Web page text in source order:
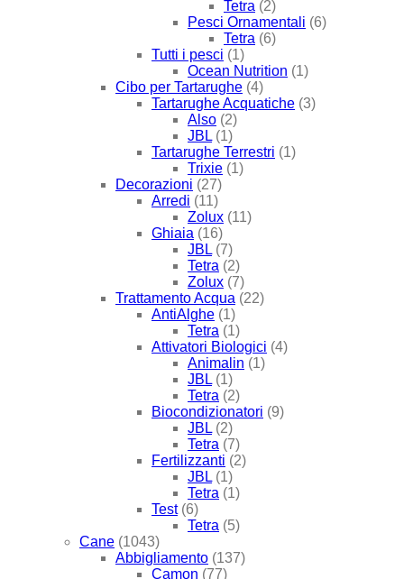
Tetra (2)
Pesci Ornamentali (6)
Tetra (6)
Tutti i pesci (1)
Ocean Nutrition (1)
Cibo per Tartarughe (4)
Tartarughe Acquatiche (3)
Also (2)
JBL (1)
Tartarughe Terrestri (1)
Trixie (1)
Decorazioni (27)
Arredi (11)
Zolux (11)
Ghiaia (16)
JBL (7)
Tetra (2)
Zolux (7)
Trattamento Acqua (22)
AntiAlghe (1)
Tetra (1)
Attivatori Biologici (4)
Animalin (1)
JBL (1)
Tetra (2)
Biocondizionatori (9)
JBL (2)
Tetra (7)
Fertilizzanti (2)
JBL (1)
Tetra (1)
Test (6)
Tetra (5)
Cane (1043)
Abbigliamento (137)
Camon (77)